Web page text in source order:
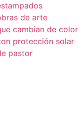
de arte
cambian de color
protección solar
pastor